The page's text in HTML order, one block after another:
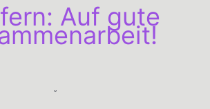
Auf gute
˘